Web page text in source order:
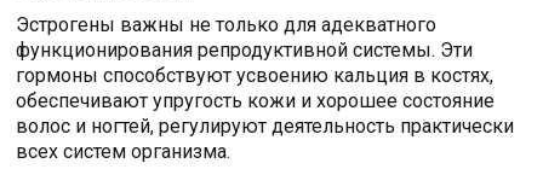
Эстрогены важны не только для адекватного
функционирования репродуктивной системы. Эти
гормоны способствуют усвоению кальция в костях,
обеспечивают упругость кожи и хорошее состояние
волос и ногтей, регулируют деятельность практически
всех систем организма.